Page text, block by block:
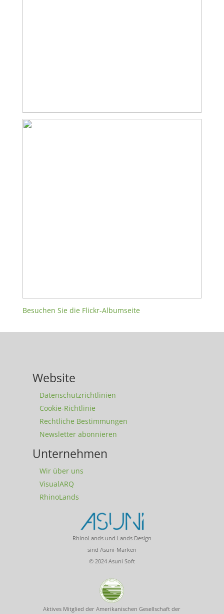
Besuchen Sie die Flickr-Albumseite
Website
Datenschutzrichtlinien
Cookie-Richtlinie
Rechtliche Bestimmungen
Newsletter abonnieren
Unternehmen
Wir über uns
VisualARQ
RhinoLands
RhinoLands und Lands Design
sind Asuni-Marken
© 2024 Asuni Soft
Aktives Mitglied der Amerikanischen Gesellschaft der